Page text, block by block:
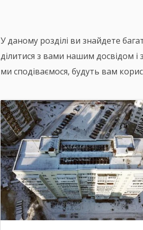
У даному розділі ви знайдете
ділитися з вами нашим досвідом і
ми сподіваємося, будуть вам